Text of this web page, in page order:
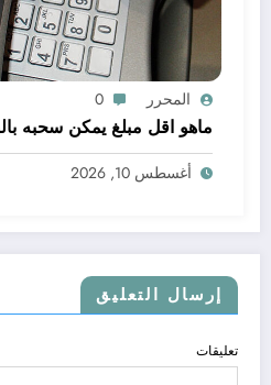
المحرر 0
ماهو اقل مبلغ يمكن سحبه
أغسطس 10, 2026
إرسال التعليق
تعليقات